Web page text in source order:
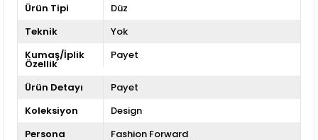
Ürün Tipi
Düz
Teknik
Yok
Kumaş/İplik
Özellik
Payet
Ürün Detayı
Payet
Koleksiyon
Design
Persona
Fashion Forward